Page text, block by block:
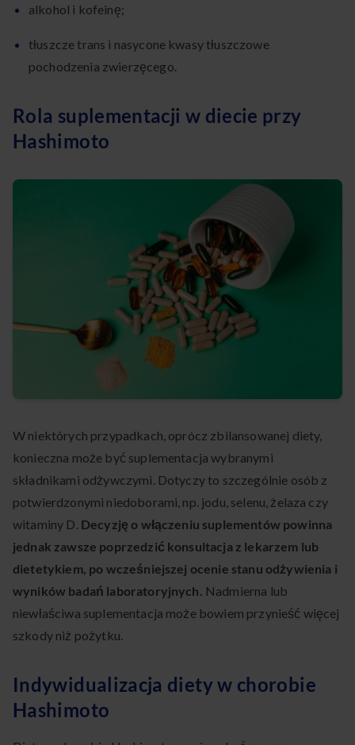
alkohol i kofeinę;
tłuszcze trans i nasycone kwasy tłuszczowe
pochodzenia zwierzęcego.
Rola suplementacji w diecie przy
Hashimoto
W niektórych przypadkach, oprócz zbilansowanej diety,
konieczna może być suplementacja wybranymi
składnikami odżywczymi. Dotyczy to szczególnie osób z
potwierdzonymi niedoborami, np. jodu, selenu, żelaza czy
witaminy D. Decyzję o włączeniu suplementów powinna
jednak zawsze poprzedzić konsultacja z lekarzem lub
dietetykiem, po wcześniejszej ocenie stanu odżywienia i
wyników badań laboratoryjnych. Nadmierna lub
niewłaściwa suplementacja może bowiem przynieść więcej
szkody niż pożytku.
Indywidualizacja diety w chorobie
Hashimoto